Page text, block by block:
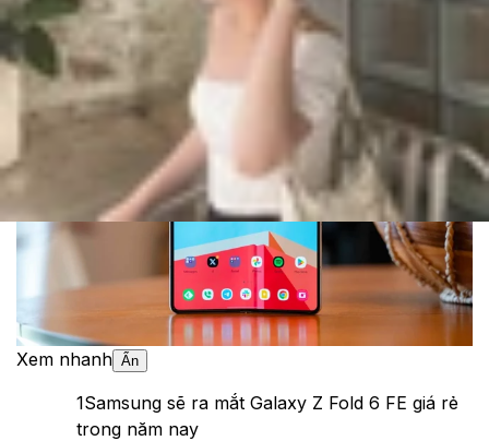
Ngày đăng: 02/02/2024
Cập nhật:
24/05/2026
Theo dõi XTMobile trên
Xem nhanh Ẩn
1Samsung sẽ ra mắt Galaxy Z Fold 6 FE giá rẻ
trong năm nay